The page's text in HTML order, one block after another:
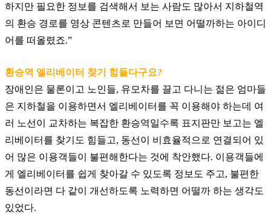
하지만 필요한 정보를 검색해서 보는 사람도 많아서 지하철역
의 환승 경로를 영상 콘텐츠로 만들어 보면 어떨까하는 아이디
어를 떠올렸죠.”
환승역 엘리베이터 찾기 힘들다구요?
장애인은 물론이고 노인들, 유모차를 끌고 다니는 젊은 엄마들
은 지하철을 이용하면서 엘리베이터를 꼭 이용해야 하는데 여
러 노선이 교차하는 복잡한 환승역일수록 표지판만 보고는 엘
리베이터를 찾기도 힘들고, 동선이 비효율적으로 연결되어 있
어 많은 이용객들이 불편해한다는 것에 착안했다. 이용객들에
게 엘리베이터를 쉽게 찾아갈 수 있도록 정보도 주고, 불편한
동선이라면 다 같이 개선하도록 노력하면 어떨까 하는 생각도
있었다.